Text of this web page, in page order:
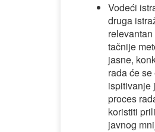
Vodeći
druga
tačnije
jasne,
rada će
ispitivanje
proces
koristiti
javnog